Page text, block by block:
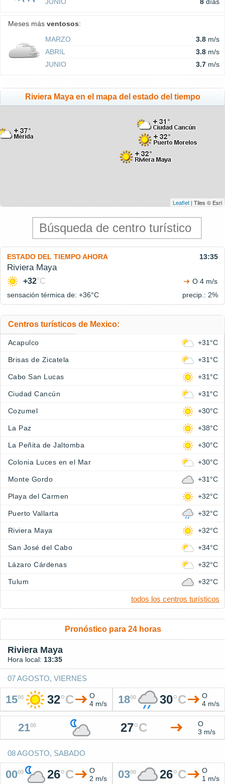
Meses más ventosos:
MARZO
3.8 m/s
ABRIL
3.8 m/s
JUNIO
3.7 m/s
Riviera Maya en el mapa del estado del tiempo
Leaflet | Tiles © Esri
ESTADO DEL TIEMPO AHORA 13:35
Riviera Maya
+32°C
O 4 m/s
sensación térmica de: +36°C precip.: 2%
Centros turísticos de Mexico:
Acapulco +31°C
Brisas de Zicatela +31°C
Cabo San Lucas +31°C
Ciudad Cancún +31°C
Cozumel +30°C
La Paz +38°C
La Peñita de Jaltomba +30°C
Colonia Luces en el Mar +30°C
Monte Gordo +31°C
Playa del Carmen +32°C
Puerto Vallarta +32°C
Riviera Maya +32°C
San José del Cabo +34°C
Lázaro Cárdenas +32°C
Tulum +32°C
todos los centros turísticos
Pronóstico para 24 horas
Riviera Maya
Hora local: 13:35
07 AGOSTO, VIERNES
1500 32°C
O
4 m/s
1800 30°C
O
4 m/s
2100 27°C
O
3 m/s
08 AGOSTO, SABADO
0000 26°C
O
2 m/s
0300 26°C
O
1 m/s